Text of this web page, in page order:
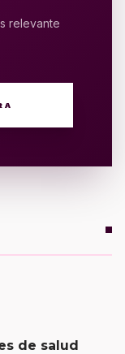
relevante
de salud